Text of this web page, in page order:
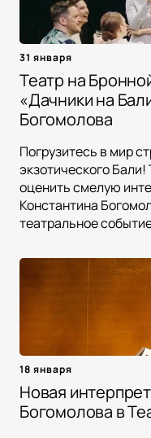
31 января
Театр на
«Дачники на
Богомолова
Погрузитесь в мир
экзотического
оценить смелую
Константина
театральное
18 января
Новая
Богомолова в